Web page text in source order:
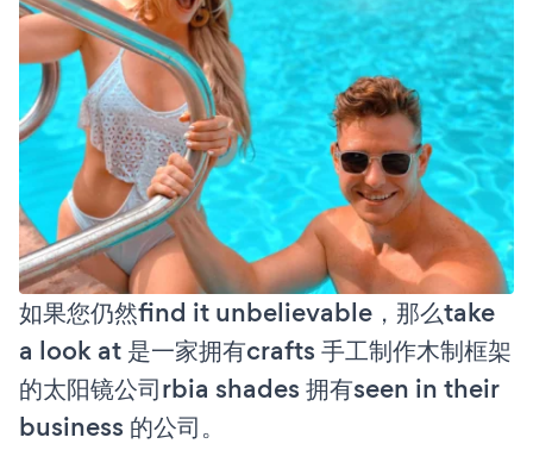
如果您仍然find it unbelievable，那么take
a look at 是一家拥有crafts 手工制作木制框架
的太阳镜公司rbia shades 拥有seen in their
business 的公司。